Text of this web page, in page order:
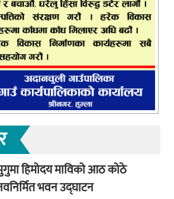
हिमोदय माविको आठ कोठे
भवन उद्घाटन